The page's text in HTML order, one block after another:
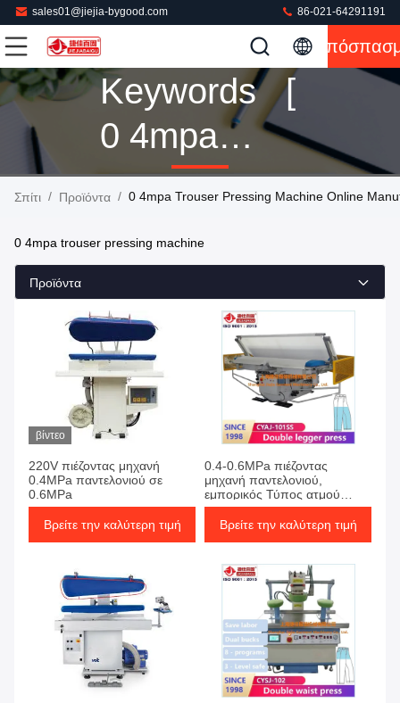
sales01@jiejia-bygood.com 86-021-64291191
Keywords [
0 4mpa
Trouser
Machine ]
Match 29
Προϊόντα
Σπίτι / Προϊόντα / 0 4mpa Trouser Pressing Machine Online
0 4mpa trouser pressing machine
Προϊόντα
βίντεο
220V πιέζοντας μηχανή
0.4MPa παντελονιού σε
0.6MPa
Βρείτε την καλύτερη τιμή
0.4-0.6MPa πιέζοντας
μηχανή παντελονιού,
εμπορικός Τύπος ατμού
0.75KW για τα ενδύματα
Βρείτε την καλύτερη τιμή